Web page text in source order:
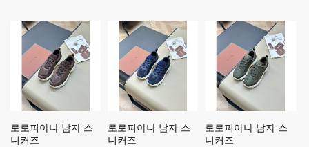
로로피아나 남자 스
니커즈
로로피아나 남자 스
니커즈
로로피아나 남자 스
니커즈